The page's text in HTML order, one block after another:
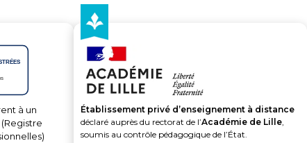
à un
(Registre
Établissement privé d’enseignement à distance
déclaré auprès du rectorat de l’Académie de Lille,
soumis au contrôle pédagogique de l’État.